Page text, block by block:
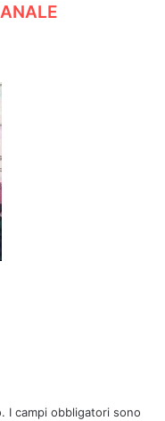
I campi obbligatori sono